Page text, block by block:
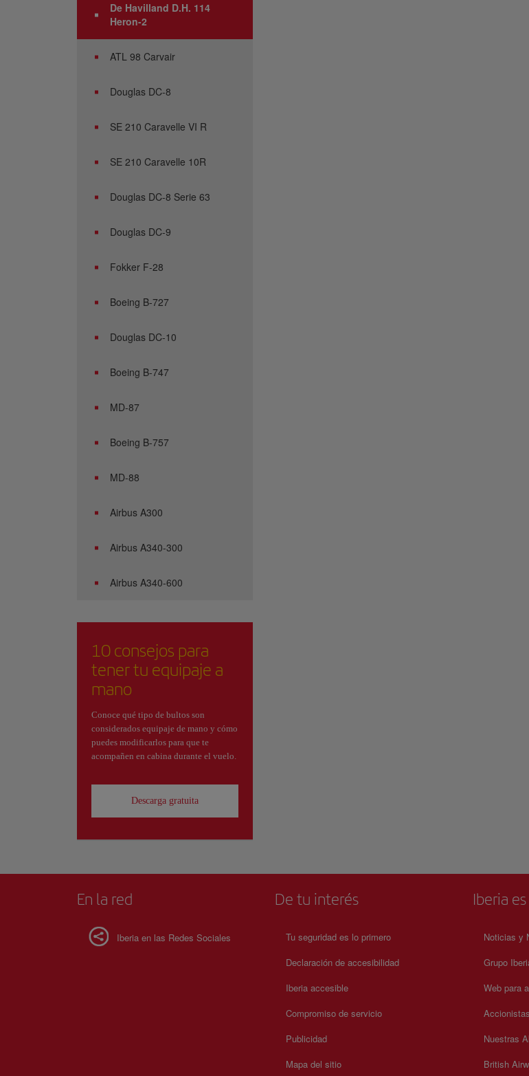
De Havilland D.H. 114
Heron-2
ATL 98 Carvair
Douglas DC-8
SE 210 Caravelle VI R
SE 210 Caravelle 10R
Douglas DC-8 Serie 63
Douglas DC-9
Fokker F-28
Boeing B-727
Douglas DC-10
Boeing B-747
MD-87
Boeing B-757
MD-88
Airbus A300
Airbus A340-300
Airbus A340-600
10 consejos para
tener tu equipaje a
mano
Conoce qué tipo de bultos son
considerados equipaje de mano y cómo
puedes modificarlos para que te
acompañen en cabina durante el vuelo.
Descarga gratuita
En la red
Iberia en las Redes Sociales
De tu interés
Tu seguridad es lo primero
Declaración de accesibilidad
Iberia accesible
Compromiso de servicio
Publicidad
Mapa del sitio
Iberia
Noticias y
Grupo
Web para
Nuestras
British